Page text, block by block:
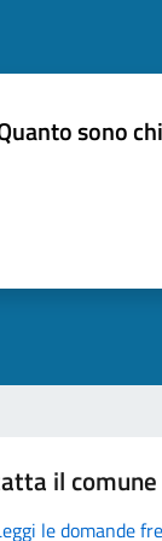
sono
il comune
le domande